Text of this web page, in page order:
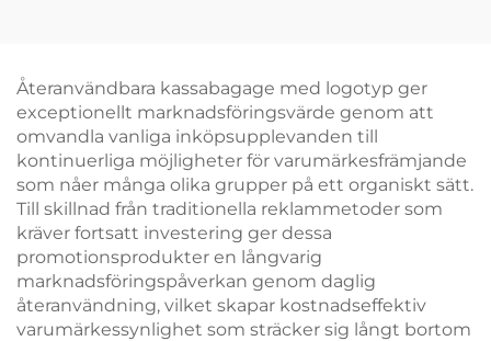
för partiförsäljning
varumärkessynlighet
Återanvändbara kassabagage med logotyp ger
exceptionellt marknadsföringsvärde genom att
omvandla vanliga inköpsupplevanden till
kontinuerliga möjligheter för varumärkesfrämjande
som nåer många olika grupper på ett organiskt sätt.
Till skillnad från traditionella reklammetoder som
kräver fortsatt investering ger dessa
promotionsprodukter en långvarig
marknadsföringspåverkan genom daglig
återanvändning, vilket skapar kostnadseffektiv
varumärkessynlighet som sträcker sig långt bortom